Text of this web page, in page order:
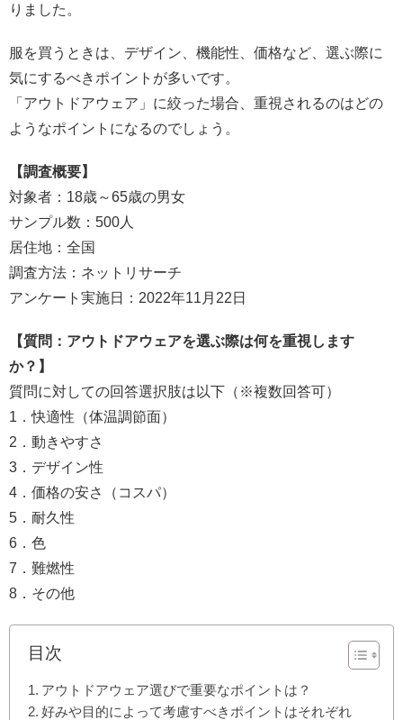
りました。
服を買うときは、デザイン、機能性、価格など、選ぶ際に
気にするべきポイントが多いです。
「アウトドアウェア」に絞った場合、重視されるのはどの
ようなポイントになるのでしょう。
【調査概要】
対象者：18歳～65歳の男女
サンプル数：500人
居住地：全国
調査方法：ネットリサーチ
アンケート実施日：2022年11月22日
【質問：アウトドアウェアを選ぶ際は何を重視します
か？】
質問に対しての回答選択肢は以下（※複数回答可）
1．快適性（体温調節面）
2．動きやすさ
3．デザイン性
4．価格の安さ（コスパ）
5．耐久性
6．色
7．難燃性
8．その他
目次
アウトドアウェア選びで重要なポイントは？
好みや目的によって考慮すべきポイントはそれぞれ